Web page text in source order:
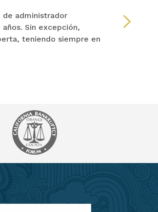
de administrador
Sin excepción,
teniendo siempre en